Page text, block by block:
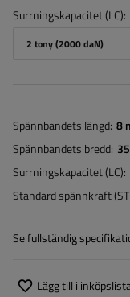
Surrningskapacitet (LC)
2 tony (2000 daN)
Spännbandets längd 8
Spännbandets bredd
Surrningskapacitet (LC)
Standard spännkraft
Se fullständig
Lägg till i